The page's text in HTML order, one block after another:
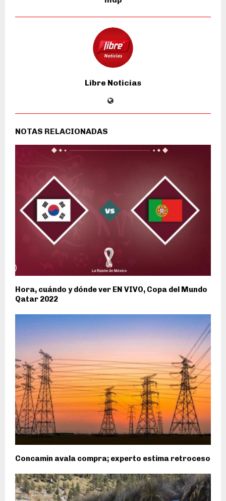
Libre Noticias
NOTAS RELACIONADAS
Hora, cuándo y dónde ver EN VIVO, Copa del Mundo
Qatar 2022
Concamin avala compra; experto estima retroceso